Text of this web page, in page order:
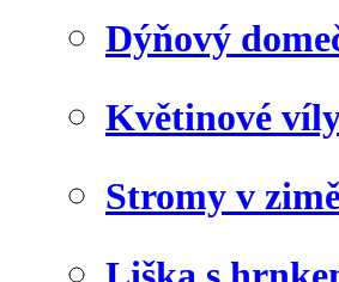
Dýňový
Květinové
Stromy v